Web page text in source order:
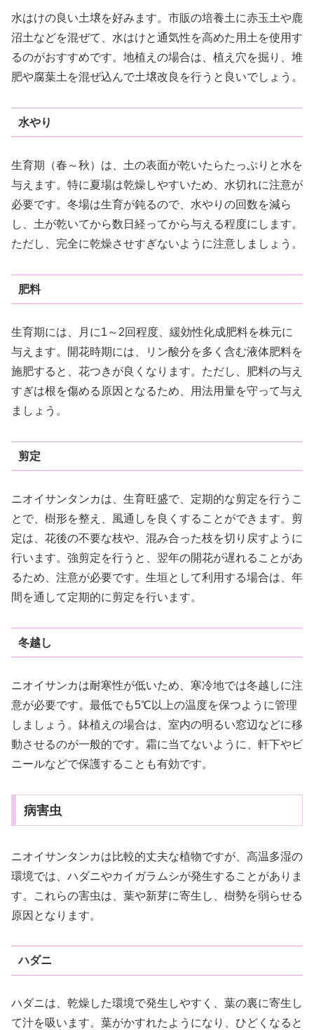
水はけの良い土壌を好みます。市販の培養土に赤玉土や鹿
沼土などを混ぜて、水はけと通気性を高めた用土を使用す
るのがおすすめです。地植えの場合は、植え穴を掘り、堆
肥や腐葉土を混ぜ込んで土壌改良を行うと良いでしょう。
水やり
生育期（春～秋）は、土の表面が乾いたらたっぷりと水を
与えます。特に夏場は乾燥しやすいため、水切れに注意が
必要です。冬場は生育が鈍るので、水やりの回数を減ら
し、土が乾いてから数日経ってから与える程度にします。
ただし、完全に乾燥させすぎないように注意しましょう。
肥料
生育期には、月に1～2回程度、緩効性化成肥料を株元に
与えます。開花時期には、リン酸分を多く含む液体肥料を
施肥すると、花つきが良くなります。ただし、肥料の与え
すぎは根を傷める原因となるため、用法用量を守って与え
ましょう。
剪定
ニオイサンタンカは、生育旺盛で、定期的な剪定を行うこ
とで、樹形を整え、風通しを良くすることができます。剪
定は、花後の不要な枝や、混み合った枝を切り戻すように
行います。強剪定を行うと、翌年の開花が遅れることがあ
るため、注意が必要です。生垣として利用する場合は、年
間を通して定期的に剪定を行います。
冬越し
ニオイサンカは耐寒性が低いため、寒冷地では冬越しに注
意が必要です。最低でも5℃以上の温度を保つように管理
しましょう。鉢植えの場合は、室内の明るい窓辺などに移
動させるのが一般的です。霜に当てないように、軒下やビ
ニールなどで保護することも有効です。
病害虫
ニオイサンタンカは比較的丈夫な植物ですが、高温多湿の
環境では、ハダニやカイガラムシが発生することがありま
す。これらの害虫は、葉や新芽に寄生し、樹勢を弱らせる
原因となります。
ハダニ
ハダニは、乾燥した環境で発生しやすく、葉の裏に寄生し
て汁を吸います。葉がかすれたようになり、ひどくなると